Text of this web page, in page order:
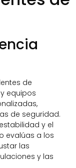
de
equipos
de seguridad.
y el
evalúas a los
las
y las